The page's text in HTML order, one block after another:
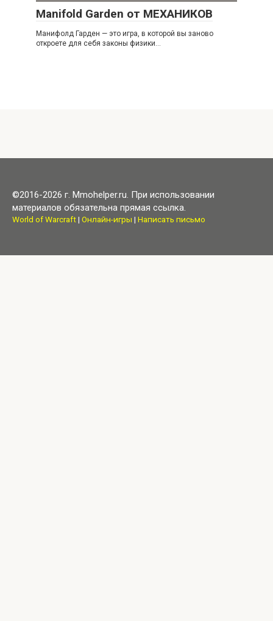
Manifold Garden от МЕХАНИКОВ
Манифолд Гарден — это игра, в которой вы заново
откроете для себя законы физики…
©2016-2026 г. Mmohelper.ru. При использовании
материалов обязательна прямая ссылка.
World of Warcraft| Онлайн-игры | Написать письмо